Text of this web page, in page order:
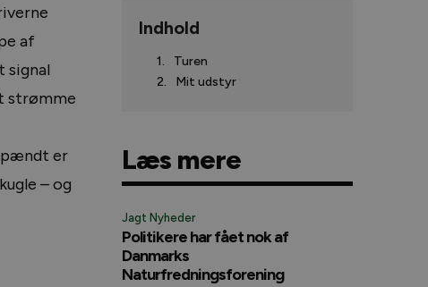
af
signal
strømme
er
– og
Indhold
Turen
Mit udstyr
Læs mere
Jagt Nyheder
Politikere har fået nok af
Danmarks
Naturfredningsforening